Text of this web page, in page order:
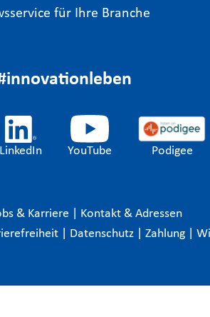
für Ihre Branche
LinkedIn YouTube Podigee
& Karriere
Kontakt & Adressen
Datenschutz Zahlung